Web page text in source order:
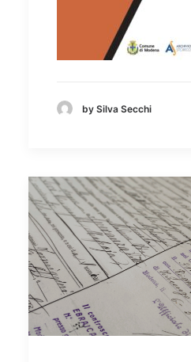
by Silva Secchi